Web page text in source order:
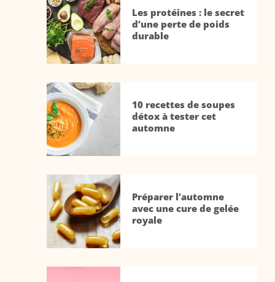
Les protéines : le secret
d’une perte de poids
durable
10 recettes de soupes
détox à tester cet
automne
Préparer l’automne
avec une cure de gelée
royale